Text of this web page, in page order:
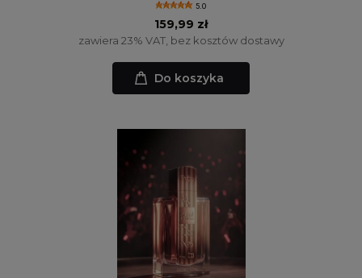
5.0
159,99 zł
zawiera 23% VAT, bez kosztów dostawy
Do koszyka